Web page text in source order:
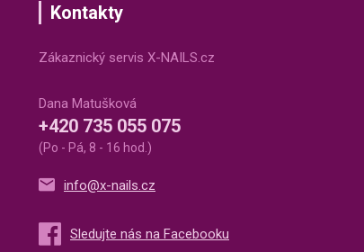
Kontakty
Zákaznický servis X-NAILS.cz
Dana Matušková
+420 735 055 075
(Po - Pá, 8 - 16 hod.)
info@x-nails.cz